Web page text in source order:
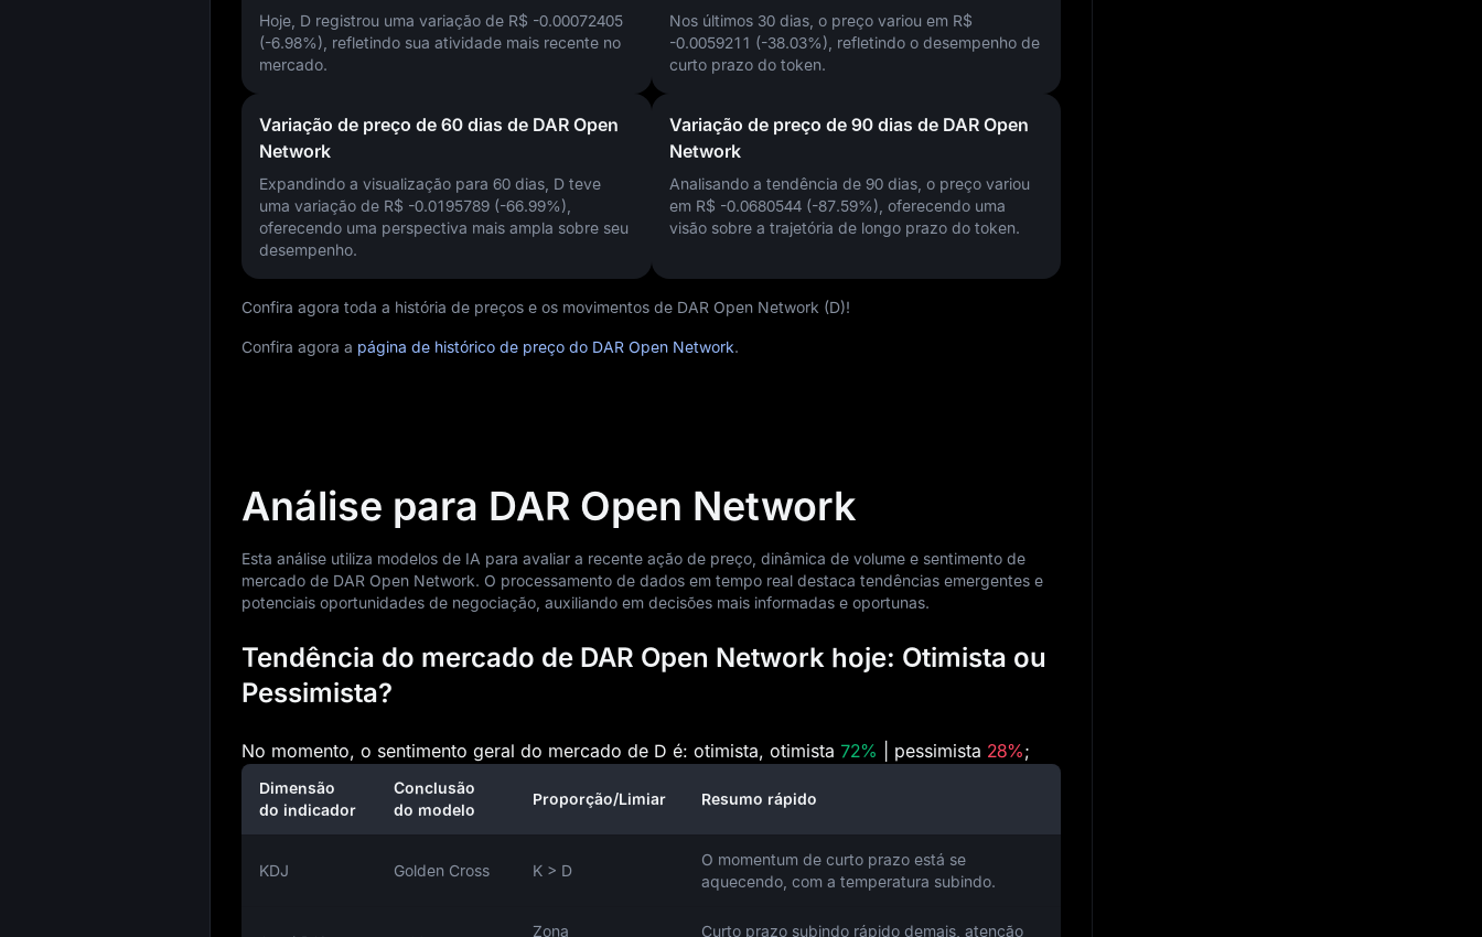
Hoje, D registrou uma variação de R$ -0.00072405
(-6.98%) , refletindo sua atividade mais recente no
mercado.
Nos últimos 30 dias, o preço variou em R$
-0.0059211 (-38.03%) , refletindo o desempenho de
curto prazo do token.
Variação de preço de 60 dias de DAR Open
Network
Expandindo a visualização para 60 dias, D teve
uma variação de R$ -0.0195789 (-66.99%)
oferecendo uma perspectiva mais ampla sobre seu
desempenho.
Variação de preço de 90 dias de DAR Open
Network
Analisando a tendência de 90 dias, o preço variou
em R$ -0.0680544 (-87.59%) , oferecendo uma
visão sobre a trajetória de longo prazo do token.
Confira agora toda a história de preços e os movimentos de DAR Open Network (D)!
Confira agora a página de histórico de preço do DAR Open Network.
Análise para DAR Open Network
Esta análise utiliza modelos de IA para avaliar a recente ação de preço, dinâmica de volume e sentimento de
mercado de DAR Open Network. O processamento de dados em tempo real destaca tendências emergentes e
potenciais oportunidades de negociação, auxiliando em decisões mais informadas e oportunas.
Tendência do mercado de DAR Open Network hoje: Otimista ou
Pessimista?
No momento, o sentimento geral do mercado de D é: otimista, otimista 72% | pessimista 28%;
Dimensão
do indicador
Conclusão
do modelo
Proporção/Limiar Resumo rápido
KDJ Golden Cross K > D
O momentum de curto prazo está se
aquecendo, com a temperatura subindo.
Zona Curto prazo subindo rápido demais, atenção